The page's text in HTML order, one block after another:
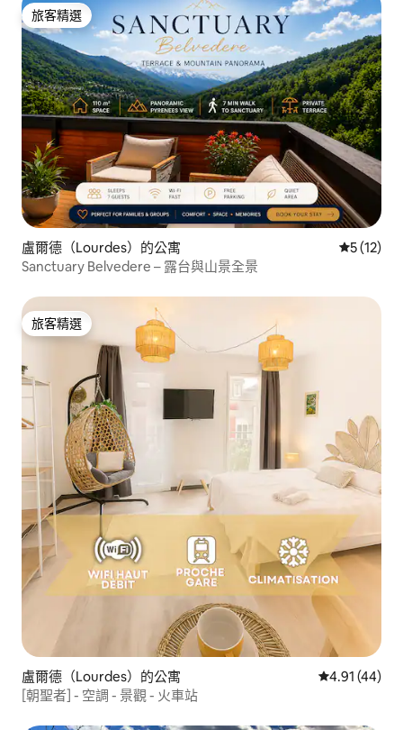
旅客精選
旅客精選
盧爾德（Lourdes）的公寓 從 12 則
5 (12)
Sanctuary Belvedere – 露台與山景全景
旅客精選
旅客精選
盧爾德（Lourdes）的公寓 從 44 則評價
4.91 (44)
[朝聖者] - 空調 - 景觀 - 火車站